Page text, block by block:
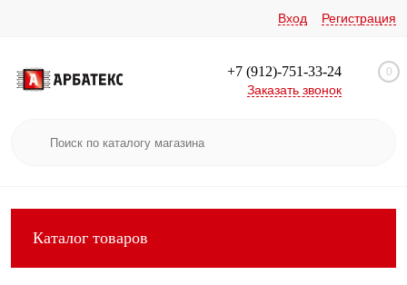
Вход Регистрация
+7 (912)-751-33-24
Заказать звонок
0
Каталог товаров